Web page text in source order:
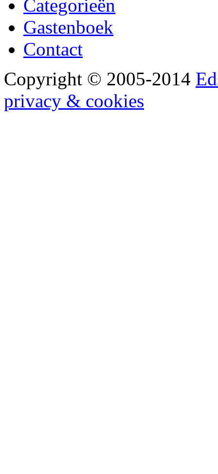
Categorieën
Gastenboek
Contact
Copyright © 2005-2014
privacy & cookies